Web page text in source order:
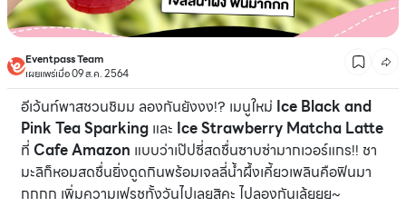
Eventpass Team
เผยแพร่เมื่อ 09 ส.ค. 2564
อีเว้นท์พาสชวนชิมม ลองกันยังงง!? เมนูใหม่ Ice Black and
Pink Tea Sparking และ Ice Strawberry Matcha Latte
ที่ Cafe Amazon แบบว่าเป๊ปซี่สดชื่นซาบซ่ามากเวอร์แกร!! ชา
มะลิก็หอมสดชื่นยิ่งดูดกินพร้อมเจลลี่น้ำผึ้งเคี้ยวเพลินคือฟินมา
กกกก เพิ่มความเฟรชทั้งวันไปเลยสิคะ ไปลองกันเล้ยยย~